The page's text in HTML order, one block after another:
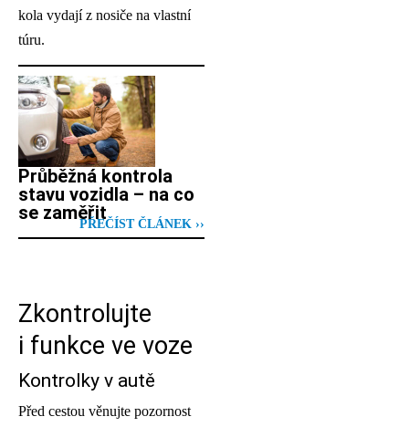
kola vydají z nosiče na vlastní
túru.
Průběžná kontrola
stavu vozidla – na co
se zaměřit
PŘEČÍST ČLÁNEK ››
Zkontrolujte
i funkce ve voze
Kontrolky v autě
Před cestou věnujte pozornost